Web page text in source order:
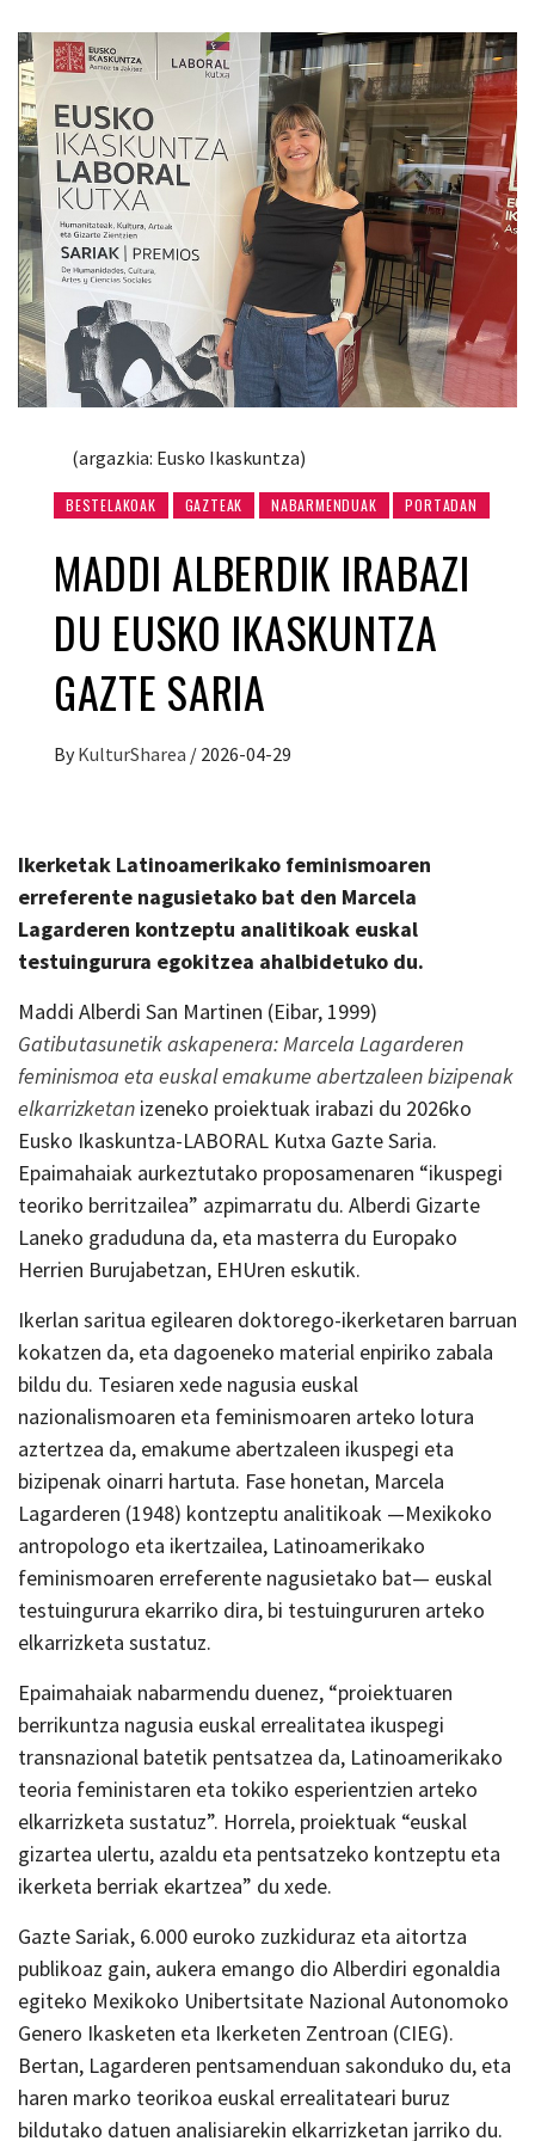
(argazkia: Eusko Ikaskuntza)
BESTELAKOAK GAZTEAK NABARMENDUAK PORTADAN
MADDI ALBERDIK IRABAZI
DU EUSKO IKASKUNTZA
GAZTE SARIA
By KulturSharea / 2026-04-29
Ikerketak Latinoamerikako feminismoaren
erreferente nagusietako bat den Marcela
Lagarderen kontzeptu analitikoak euskal
testuingurura egokitzea ahalbidetuko du.
Maddi Alberdi San Martinen (Eibar, 1999)
Gatibutasunetik askapenera: Marcela Lagarderen
feminismoa eta euskal emakume abertzaleen bizipenak
elkarrizketan izeneko proiektuak irabazi du 2026ko
Eusko Ikaskuntza-LABORAL Kutxa Gazte Saria.
Epaimahaiak aurkeztutako proposamenaren “ikuspegi
teoriko berritzailea” azpimarratu du. Alberdi Gizarte
Laneko graduduna da, eta masterra du Europako
Herrien Burujabetzan, EHUren eskutik.
Ikerlan saritua egilearen doktorego-ikerketaren barruan
kokatzen da, eta dagoeneko material enpiriko zabala
bildu du. Tesiaren xede nagusia euskal
nazionalismoaren eta feminismoaren arteko lotura
aztertzea da, emakume abertzaleen ikuspegi eta
bizipenak oinarri hartuta. Fase honetan, Marcela
Lagarderen (1948) kontzeptu analitikoak —Mexikoko
antropologo eta ikertzailea, Latinoamerikako
feminismoaren erreferente nagusietako bat— euskal
testuingurura ekarriko dira, bi testuingururen arteko
elkarrizketa sustatuz.
Epaimahaiak nabarmendu duenez, “proiektuaren
berrikuntza nagusia euskal errealitatea ikuspegi
transnazional batetik pentsatzea da, Latinoamerikako
teoria feministaren eta tokiko esperientzien arteko
elkarrizketa sustatuz”. Horrela, proiektuak “euskal
gizartea ulertu, azaldu eta pentsatzeko kontzeptu eta
ikerketa berriak ekartzea” du xede.
Gazte Sariak, 6.000 euroko zuzkiduraz eta aitortza
publikoaz gain, aukera emango dio Alberdiri egonaldia
egiteko Mexikoko Unibertsitate Nazional Autonomoko
Genero Ikasketen eta Ikerketen Zentroan (CIEG).
Bertan, Lagarderen pentsamenduan sakonduko du, eta
haren marko teorikoa euskal errealitateari buruz
bildutako datuen analisiarekin elkarrizketan jarriko du.